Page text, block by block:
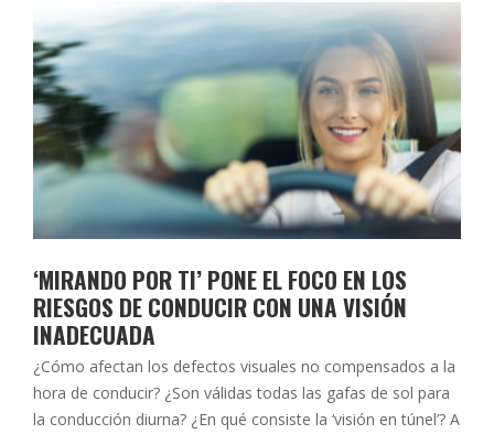
‘MIRANDO POR TI’ PONE EL FOCO EN LOS
RIESGOS DE CONDUCIR CON UNA VISIÓN
INADECUADA
¿Cómo afectan los defectos visuales no compensados a la
hora de conducir? ¿Son válidas todas las gafas de sol para
la conducción diurna? ¿En qué consiste la ‘visión en túnel’? A